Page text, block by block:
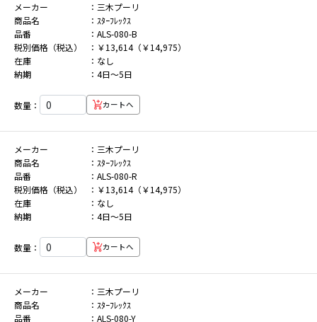
メーカー
三木プーリ
商品名
ｽﾀｰﾌﾚｯｸｽ
品番
ALS-080-B
税別価格（税込）
￥13,614（￥14,975）
在庫
なし
納期
4日～5日
数量： カートへ
メーカー
三木プーリ
商品名
ｽﾀｰﾌﾚｯｸｽ
品番
ALS-080-R
税別価格（税込）
￥13,614（￥14,975）
在庫
なし
納期
4日～5日
数量： カートへ
メーカー
三木プーリ
商品名
ｽﾀｰﾌﾚｯｸｽ
品番
ALS-080-Y